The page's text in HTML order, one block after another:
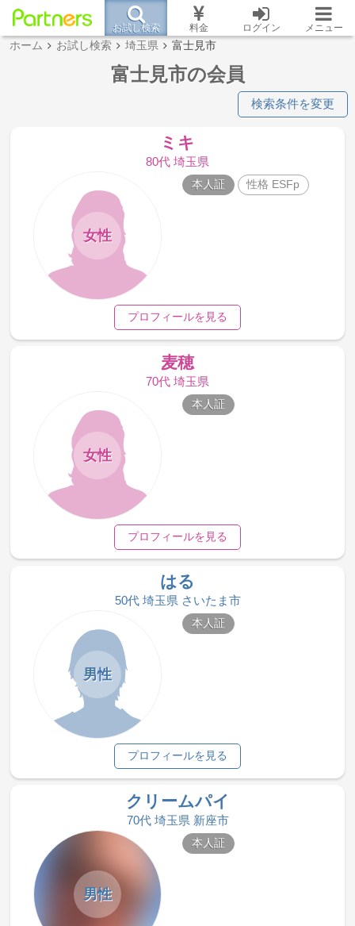
お試し検索 料金 ログイン メニュー
ホーム お試し検索 埼玉県 富士見市
富士見市の会員
検索条件を変更
ミキ
80代 埼玉県
女性
本人証 性格 ESFp
プロフィールを見る
麦穂
70代 埼玉県
女性
本人証
プロフィールを見る
はる
50代 埼玉県 さいたま市
男性
本人証
プロフィールを見る
クリームパイ
70代 埼玉県 新座市
男性
本人証